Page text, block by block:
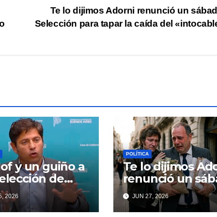
Te lo dijimos Adorni renunció un
Selección para tapar la caída del
y un guiño a
de
que
espera
2026
POLÍTICA
Te lo dijimos
renunció un
de Selección
tapar la caída
JUN 27, 2026